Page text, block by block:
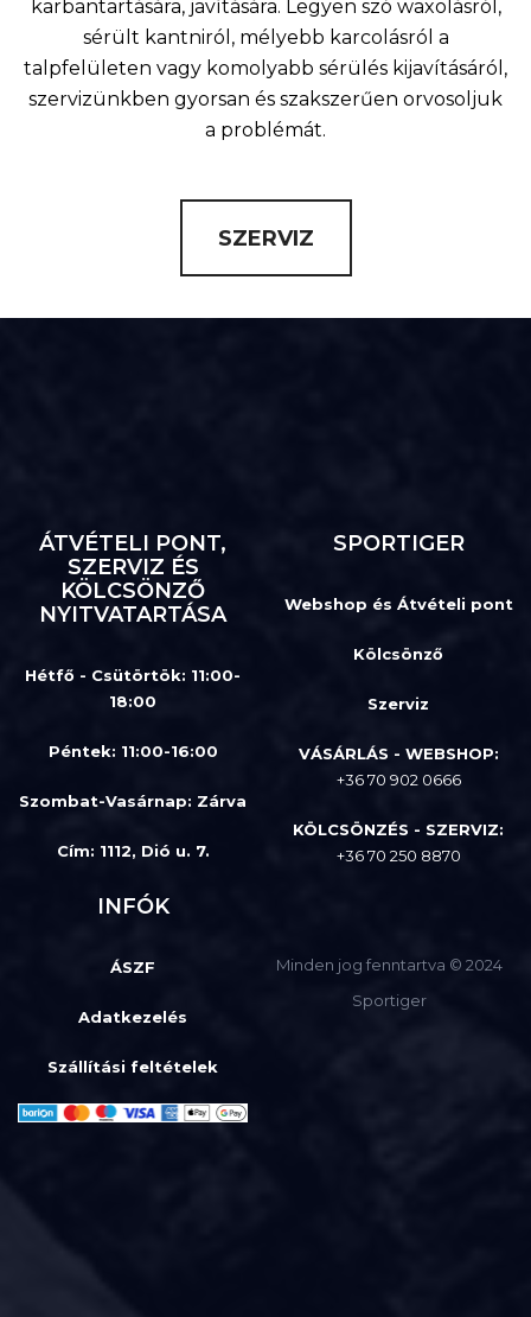
karbantartására, javítására. Legyen szó waxolásról,
sérült kantniról, mélyebb karcolásról a
talpfelületen vagy komolyabb sérülés kijavításáról,
szervizünkben gyorsan és szakszerűen orvosoljuk
a problémát.
SZERVIZ
ÁTVÉTELI PONT,
SZERVIZ ÉS
KÖLCSÖNZŐ
NYITVATARTÁSA
Hétfő - Csütörtök: 11:00-
18:00
Péntek: 11:00-16:00
Szombat-Vasárnap: Zárva
Cím: 1112, Dió u. 7.
SPORTIGER
Webshop és Átvételi pont
Kölcsönző
Szerviz
VÁSÁRLÁS - WEBSHOP:
+36 70 902 0666
KÖLCSÖNZÉS - SZERVIZ:
+36 70 250 8870
INFÓK
ÁSZF
Adatkezelés
Szállítási feltételek
Minden jog fenntartva © 2024
Sportiger